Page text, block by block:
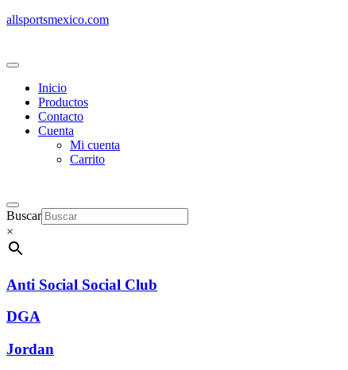
allsportsmexico.com
Inicio
Productos
Contacto
Cuenta
Mi cuenta
Carrito
Buscar
×
Anti Social Social Club
DGA
Jordan